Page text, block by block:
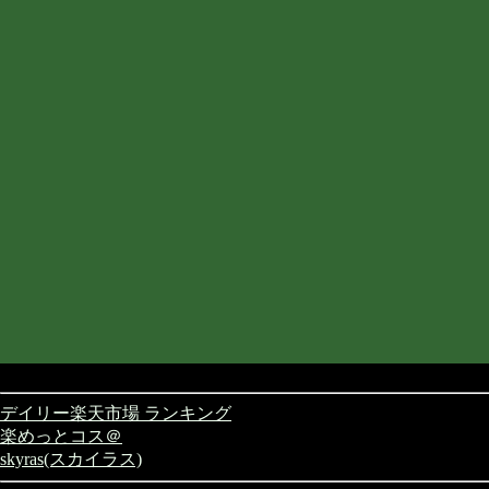
デイリー楽天市場 ランキング
楽めっとコス＠
skyras(スカイラス)